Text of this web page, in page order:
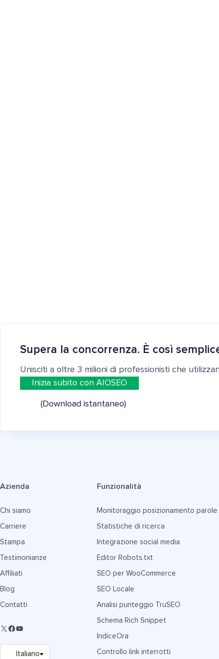
Supera la concorrenza. È così
Unisciti a oltre 3 milioni di professionisti che
Inizia subito con AIOSEO
(Download istantaneo)
Azienda
Chi siamo
Carriere
Stampa
Testimonianze
Affiliati
Blog
Contatti
Funzionalità
Monitoraggio posizionamento parole
Statistiche di ricerca
Integrazione social media
Editor Robots.txt
SEO per WooCommerce
SEO Locale
Analisi punteggio TruSEO
Schema Rich Snippet
IndiceOra
Controllo link interrotti